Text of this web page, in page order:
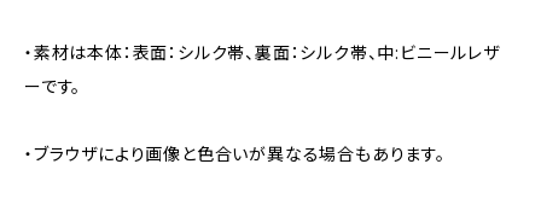
・素材は本体：表面：シルク帯、裏面：シルク帯、中:ビニールレザ
ーです。
・ブラウザにより画像と色合いが異なる場合もあります。